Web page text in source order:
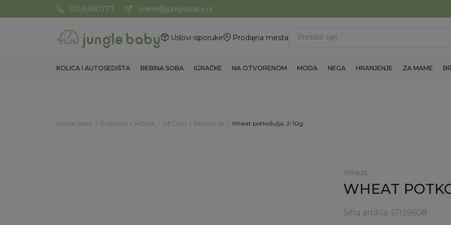
011/6960777 online@junglebaby.rsPotrebna Vam je pomoć? Pozovite 011/6960777
Uslovi isporuke Prodajna mesta Pretraži sajt
KOLICA I AUTOSEDIŠTA BEBINA SOBA IGRAČKE NA OTVORENOM MODA NEGA HRANJENJE ZA MAME
Jungle Baby Proizvodi MODA DEČACI Potkošulje Wheat potkošulja, 2-10g
Wheat
WHEAT
Šifra artikla: 51139608